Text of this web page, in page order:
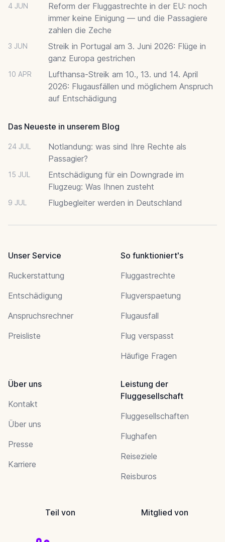
4 JUN
Reform der Fluggastrechte in der EU: noch
immer keine Einigung — und die Passagiere
zahlen die Zeche
3 JUN
Streik in Portugal am 3. Juni 2026: Flüge in
ganz Europa gestrichen
10 APR
Lufthansa-Streik am 10., 13. und 14. April
2026: Flugausfällen und möglichem Anspruch
auf Entschädigung
Das Neueste in unserem Blog
24 JUL
Notlandung: was sind Ihre Rechte als
Passagier?
15 JUL
Entschädigung für ein Downgrade im
Flugzeug: Was Ihnen zusteht
9 JUL Flugbegleiter werden in Deutschland
Unser Service
Ruckerstattung
Entschädigung
Anspruchsrechner
Preisliste
So funktioniert's
Fluggastrechte
Flugverspaetung
Flugausfall
Flug verspasst
Häufige Fragen
Über uns
Kontakt
Über uns
Presse
Karriere
Leistung der
Fluggesellschaft
Fluggesellschaften
Flughafen
Reiseziele
Reisburos
Teil von Mitglied von